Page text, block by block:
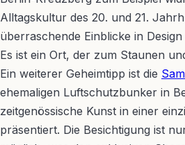
Alltagskultur des 20. und 21.
überraschende Einblicke in
Es ist ein Ort, der zum Staunen
Ein weiterer Geheimtipp ist die
ehemaligen Luftschutzbunker in
zeitgenössische Kunst in einer
präsentiert. Die Besichtigung ist